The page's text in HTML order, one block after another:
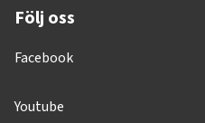
Följ oss
Facebook
Youtube